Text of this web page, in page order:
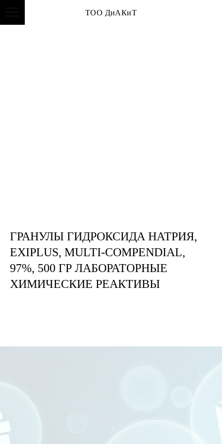
ТОО ДиАКиТ
ГРАНУЛЫ ГИДРОКСИДА НАТРИЯ,
EXIPLUS, MULTI-COMPENDIAL,
97%, 500 ГР ЛАБОРАТОРНЫЕ
ХИМИЧЕСКИЕ РЕАКТИВЫ